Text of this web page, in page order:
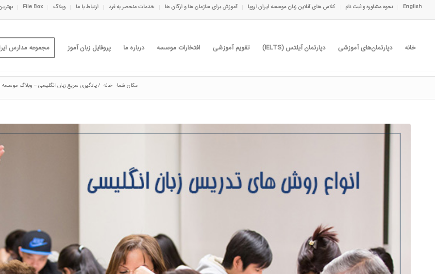
English نحوه مشاوره و ثبت نام کلاس های آنلاین زبان موسسه ایران اروپا آموزش برای سازمان ها و ارگان ها خدمات منحصر به فرد ارتباط با ما وبلاگ File Box
خانه دپارتمان‌های آموزشی دپارتمان آیلتس (IELTS) تقویم آموزشی افتخارات موسسه درباره ما پروفایل زبان آموز مجموعه مدارس
مکان شما: خانه /یادگیری سریع زبان انگلیسی – وبلاگ موسسه